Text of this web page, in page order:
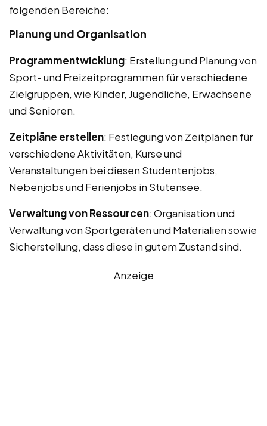
folgenden Bereiche:
Planung und Organisation
Programmentwicklung: Erstellung und Planung von
Sport- und Freizeitprogrammen für verschiedene
Zielgruppen, wie Kinder, Jugendliche, Erwachsene
und Senioren.
Zeitpläne erstellen: Festlegung von Zeitplänen für
verschiedene Aktivitäten, Kurse und
Veranstaltungen bei diesen Studentenjobs,
Nebenjobs und Ferienjobs in Stutensee.
Verwaltung von Ressourcen: Organisation und
Verwaltung von Sportgeräten und Materialien sowie
Sicherstellung, dass diese in gutem Zustand sind.
Anzeige